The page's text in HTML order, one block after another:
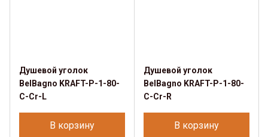
Душевой уголок
BelBagno KRAFT-P-1-80-
C-Cr-L
В корзину
Душевой уголок
BelBagno KRAFT-P-1-80-
C-Cr-R
В корзину